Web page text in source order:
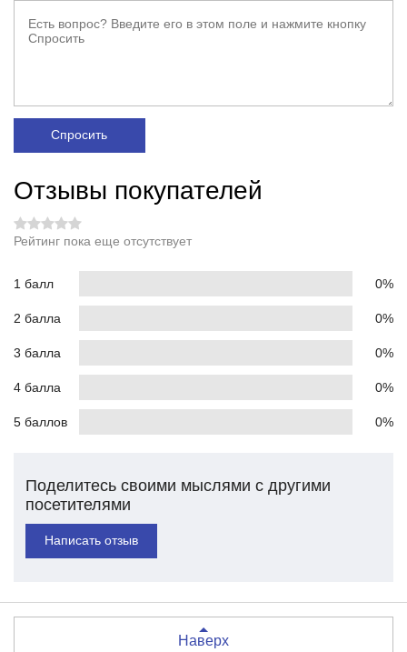
Спросить
Отзывы покупателей
Рейтинг пока еще отсутствует
1 балл 0%
2 балла 0%
3 балла 0%
4 балла 0%
5 баллов 0%
Поделитесь своими мыслями с другими
посетителями
Написать отзыв
Наверх